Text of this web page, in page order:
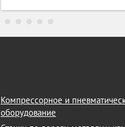
Компрессорное и
оборудование